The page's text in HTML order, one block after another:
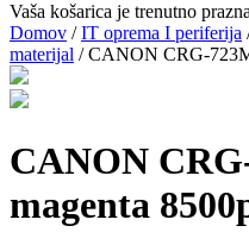
Vaša košarica je trenutno
Domov /IT oprema I periferija
materijal /CANON CRG-
CANON
magenta